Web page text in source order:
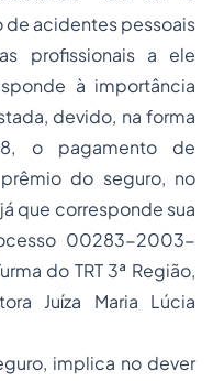
acidentes pessoais
profissionais a ele
à importância
devido, na forma
o pagamento de
do seguro, no
que corresponde sua
00283-2003-
do TRT 3ª Região,
Juíza Maria Lúcia
implica no dever